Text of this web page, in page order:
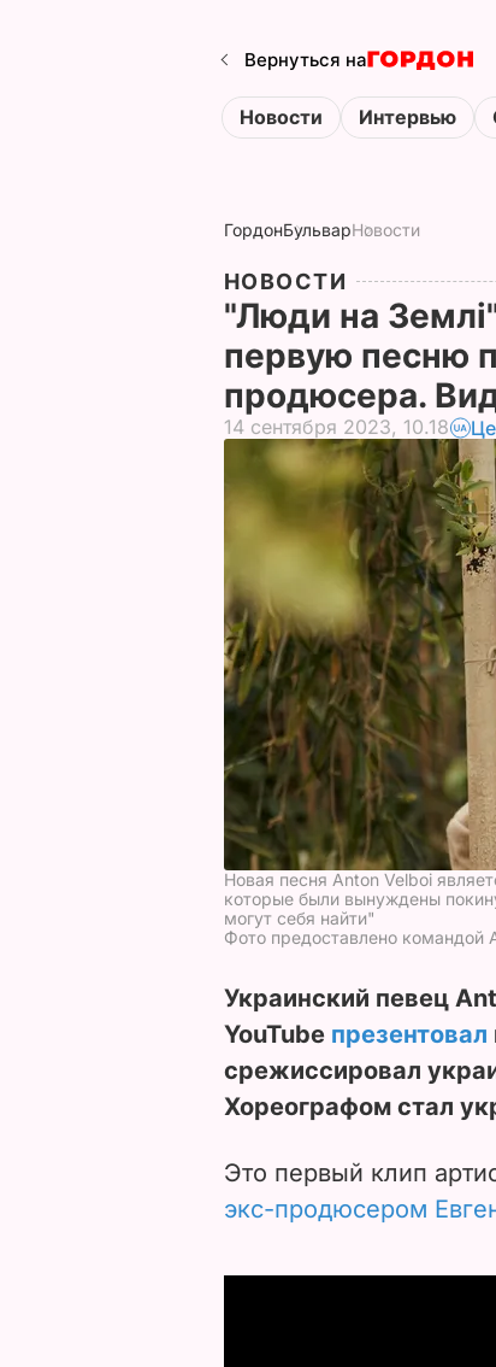
Вернуться на
Новости Интервью
ГордонБульварНовости
НОВОСТИ
"Люди на
первую песню
продюсера.
14 сентября 2023, 10.18
Новая песня Anton Velboi
которые были вынуждены
могут себя найти"
Фото предоставлено командой
Украинский певец
YouTube презентовал
срежиссировал
Хореографом стал
Это первый клип
экс-продюсером